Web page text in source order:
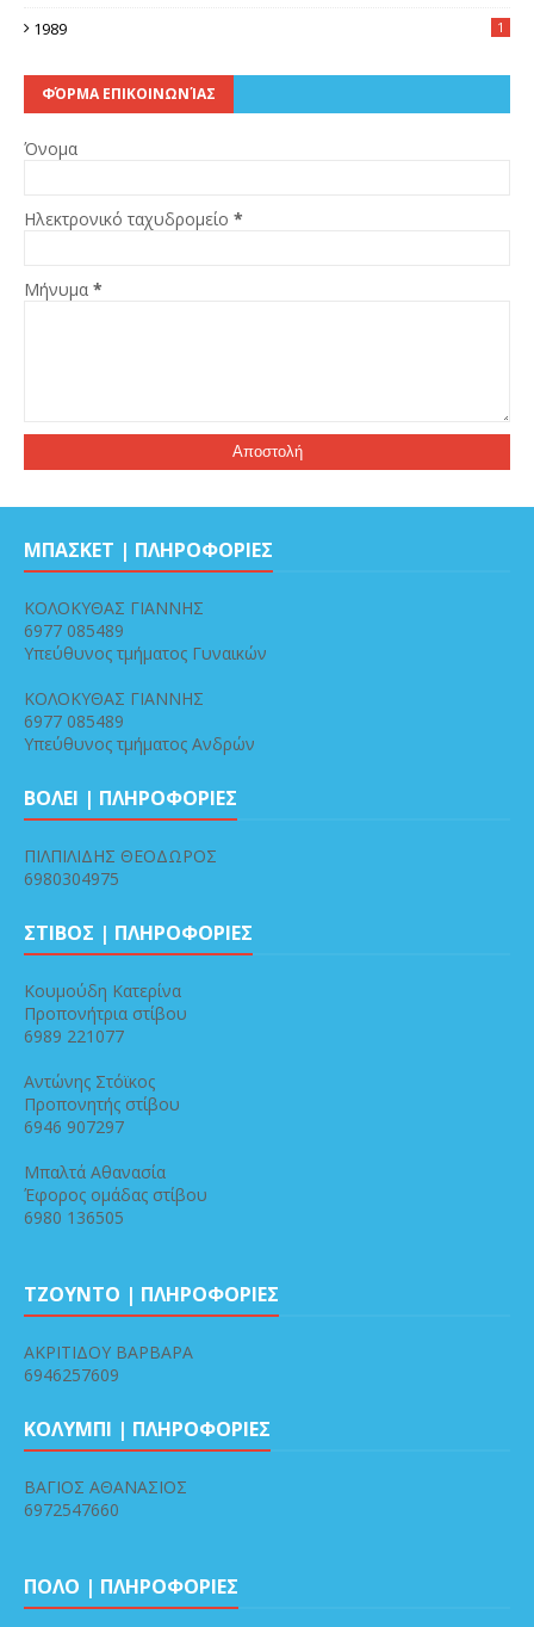
1989 1
ΦΌΡΜΑ ΕΠΙΚΟΙΝΩΝΊΑΣ
Όνομα
Ηλεκτρονικό ταχυδρομείο *
Μήνυμα *
ΜΠΑΣΚΕΤ | ΠΛΗΡΟΦΟΡΙΕΣ
ΚΟΛΟΚΥΘΑΣ ΓΙΑΝΝΗΣ
6977 085489
Υπεύθυνος τμήματος Γυναικών
ΚΟΛΟΚΥΘΑΣ ΓΙΑΝΝΗΣ
6977 085489
Υπεύθυνος τμήματος Ανδρών
ΒΟΛΕΙ | ΠΛΗΡΟΦΟΡΙΕΣ
ΠΙΛΠΙΛΙΔΗΣ ΘΕΟΔΩΡΟΣ
6980304975
ΣΤΙΒΟΣ | ΠΛΗΡΟΦΟΡΙΕΣ
Κουμούδη Κατερίνα
Προπονήτρια στίβου
6989 221077
Αντώνης Στόϊκος
Προπονητής στίβου
6946 907297
Μπαλτά Αθανασία
Έφορος ομάδας στίβου
6980 136505
ΤΖΟΥΝΤΟ | ΠΛΗΡΟΦΟΡΙΕΣ
ΑΚΡΙΤΙΔΟΥ ΒΑΡΒΑΡΑ
6946257609
ΚΟΛΥΜΠΙ | ΠΛΗΡΟΦΟΡΙΕΣ
ΒΑΓΙΟΣ ΑΘΑΝΑΣΙΟΣ
6972547660
ΠΟΛΟ | ΠΛΗΡΟΦΟΡΙΕΣ